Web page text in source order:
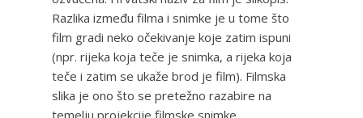
Razlika između filma i snimke je u tome što
film gradi neko očekivanje koje zatim ispuni
(npr. rijeka koja teče je snimka, a rijeka koja
teče i zatim se ukaže brod je film). Filmska
slika je ono što se pretežno razabire na
temelju projekcije filmske snimke.